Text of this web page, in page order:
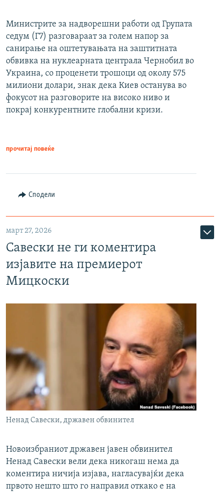
Министрите за надворешни работи од Групата
седум (Г7) разговараат за голем напор за
санирање на оштетувањата на заштитната
обвивка на нуклеарната централа Чернобил во
Украина, со проценети трошоци од околу 575
милиони долари, знак дека Киев останува во
фокусот на разговорите на високо ниво и
покрај конкурентните глобални кризи.
прочитај повеќе
Сподели
март 27, 2026
Савески не ги коментира
изјавите на премиерот
Мицкоски
Ненад Савески, државен обвинител
Новоизбраниот државен јавен обвинител
Ненад Савески вели дека никогаш нема да
коментира ничија изјава, нагласувајќи дека
првото нешто што го направил откако е на